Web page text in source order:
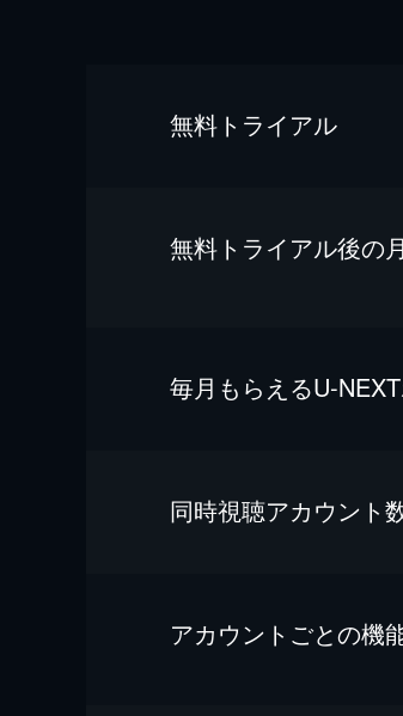
無料トライアル
無料トライアル後の
毎⽉もらえるU-
同時視聴アカウント
アカウントごとの機